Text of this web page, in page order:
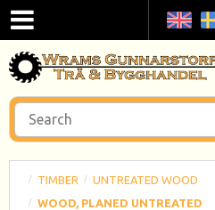
TIMBER
UNTREATED WOOD
WOOD, PLANED UNTREATED